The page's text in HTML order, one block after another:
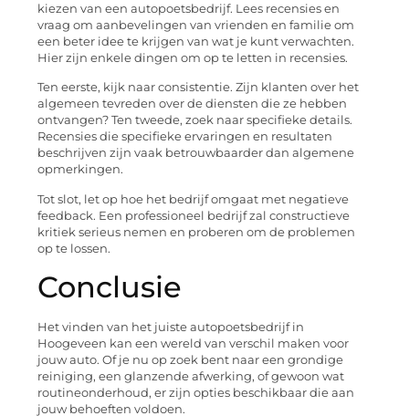
kiezen van een autopoetsbedrijf. Lees recensies en
vraag om aanbevelingen van vrienden en familie om
een beter idee te krijgen van wat je kunt verwachten.
Hier zijn enkele dingen om op te letten in recensies.
Ten eerste, kijk naar consistentie. Zijn klanten over het
algemeen tevreden over de diensten die ze hebben
ontvangen? Ten tweede, zoek naar specifieke details.
Recensies die specifieke ervaringen en resultaten
beschrijven zijn vaak betrouwbaarder dan algemene
opmerkingen.
Tot slot, let op hoe het bedrijf omgaat met negatieve
feedback. Een professioneel bedrijf zal constructieve
kritiek serieus nemen en proberen om de problemen
op te lossen.
Conclusie
Het vinden van het juiste autopoetsbedrijf in
Hoogeveen kan een wereld van verschil maken voor
jouw auto. Of je nu op zoek bent naar een grondige
reiniging, een glanzende afwerking, of gewoon wat
routineonderhoud, er zijn opties beschikbaar die aan
jouw behoeften voldoen.